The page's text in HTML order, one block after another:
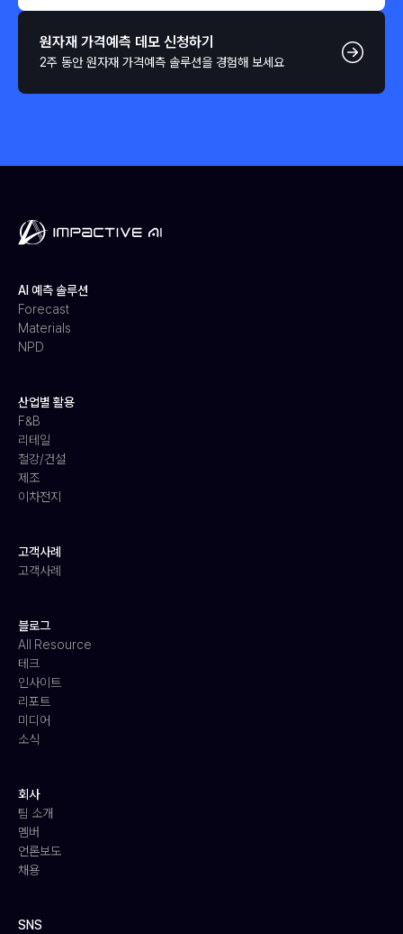
원자재 가격예측 데모 신청하기
2주 동안 원자재 가격예측 솔루션을 경험해 보세요
AI 예측 솔루션
Forecast
Materials
NPD
산업별 활용
F&B
리테일
철강/건설
제조
이차전지
고객사례
고객사례
블로그
All Resource
테크
인사이트
리포트
미디어
소식
회사
팀 소개
멤버
언론보도
채용
SNS